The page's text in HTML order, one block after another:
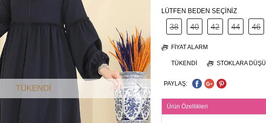
TÜKENDİ
LÜTFEN BEDEN SEÇİNİZ
38 40 42 44 46
FIYAT ALARM
TÜKENDI STOKLARA
PAYLAŞ:
Ürün Özellikleri